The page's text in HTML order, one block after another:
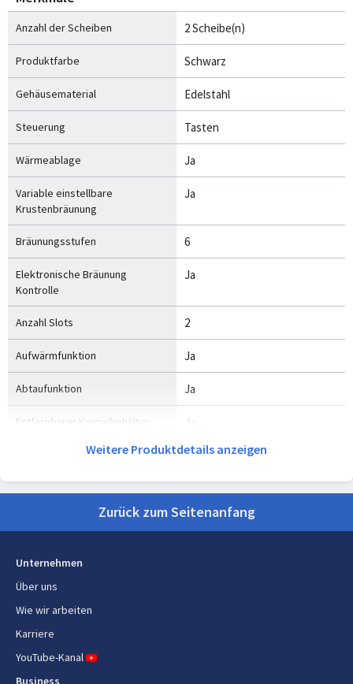
Anzahl der Scheiben 2 Scheibe(n)
Produktfarbe Schwarz
Gehäusematerial Edelstahl
Steuerung Tasten
Wärmeablage Ja
Variable einstellbare
Krustenbräunung
Ja
Bräunungsstufen 6
Elektronische Bräunung
Kontrolle
Ja
Anzahl Slots 2
Aufwärmfunktion Ja
Abtaufunktion Ja
Entfernbarer Krumebehälter Ja
Tiefe 320 mm
Höhe
Leistung
Weitere Produktdetails anzeigen
Zurück zum Seitenanfang
Unternehmen
Über uns
Wie wir arbeiten
Karriere
YouTube-Kanal
Business